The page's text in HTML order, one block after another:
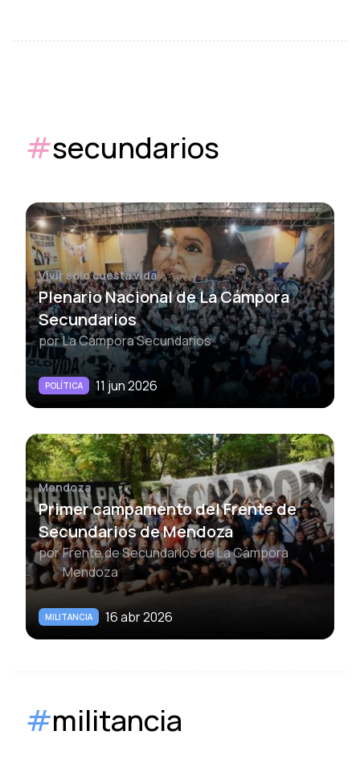
#secundarios
Vivir solo cuesta vida
Plenario Nacional de La Cámpora
Secundarios
porLa Cámpora Secundarios
POLÍTICA 11 jun 2026
Mendoza
Primer campamento del Frente de
Secundarios de Mendoza
porFrente de Secundarios de La Cámpora
Mendoza
MILITANCIA 16 abr 2026
#militancia